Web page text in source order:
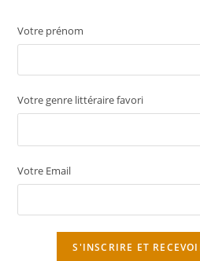
Votre prénom
Votre genre littéraire favori
Votre Email
S'INSCRIRE ET